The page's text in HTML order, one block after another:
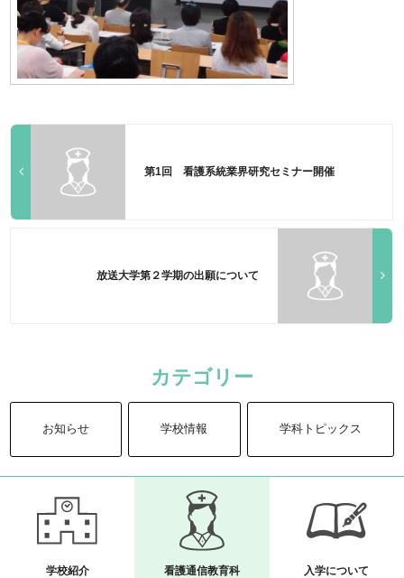
第1回 看護系統業界研究セミナー開催
放送大学第２学期の出願について
カテゴリー
お知らせ 学校情報 学科トピックス
学校紹介 看護通信教育科 入学について